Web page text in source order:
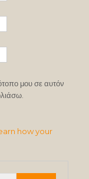
μου σε αυτόν
how your